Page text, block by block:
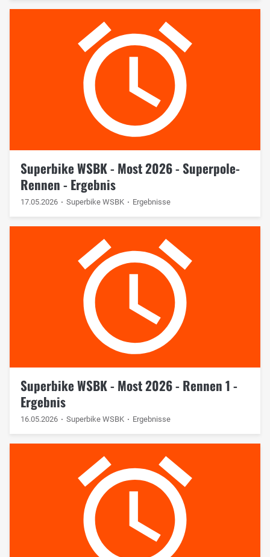
Superbike WSBK - Most 2026 - Superpole-
Rennen - Ergebnis
17.05.2026 Superbike WSBK Ergebnisse
Superbike WSBK - Most 2026 - Rennen 1 -
Ergebnis
16.05.2026 Superbike WSBK Ergebnisse